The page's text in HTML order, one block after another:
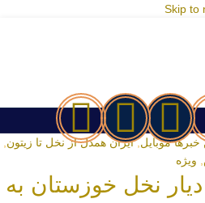
Skip to
خبرها موبایل,ایران همدل از نخل تا زیتون
ویژه
نخل خوزستان به